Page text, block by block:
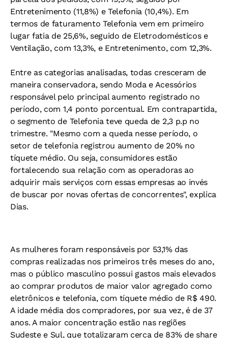
Entretenimento (11,8%) e Telefonia (10,4%). Em
termos de faturamento Telefonia vem em primeiro
lugar fatia de 25,6%, seguido de Eletrodomésticos e
Ventilação, com 13,3%, e Entretenimento, com 12,3%.
Entre as categorias analisadas, todas cresceram de
maneira conservadora, sendo Moda e Acessórios
responsável pelo principal aumento registrado no
período, com 1,4 ponto porcentual. Em contrapartida,
o segmento de Telefonia teve queda de 2,3 p.p no
trimestre. "Mesmo com a queda nesse período, o
setor de telefonia registrou aumento de 20% no
tíquete médio. Ou seja, consumidores estão
fortalecendo sua relação com as operadoras ao
adquirir mais serviços com essas empresas ao invés
de buscar por novas ofertas de concorrentes", explica
Dias.
As mulheres foram responsáveis por 53,1% das
compras realizadas nos primeiros três meses do ano,
mas o público masculino possui gastos mais elevados
ao comprar produtos de maior valor agregado como
eletrônicos e telefonia, com tíquete médio de R$ 490.
A idade média dos compradores, por sua vez, é de 37
anos. A maior concentração estão nas regiões
Sudeste e Sul, que totalizaram cerca de 83% de share